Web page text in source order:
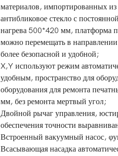
материалов, импортированных из
антибликовое стекло с
нагрева 500*420 мм, платформа
можно перемещать в
более безопасной и удобной;
X,Y используют режим
удобным, пространство для
оборудования для ремонта
мм, без ремонта мертвый угол;
Двойной рычаг управления,
обеспечения точности
Встроенный вакуумный насос,
Всасывающая насадка